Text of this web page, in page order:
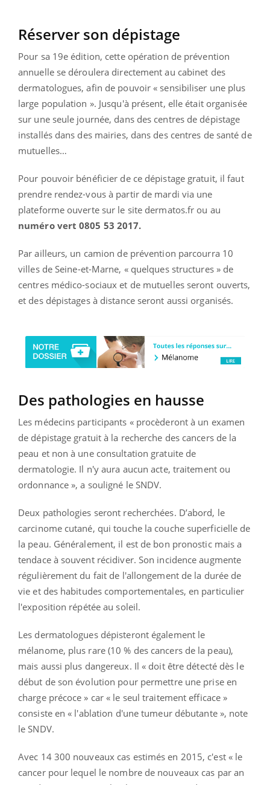
Réserver son dépistage
Pour sa 19e édition, cette opération de prévention
annuelle se déroulera directement au cabinet des
dermatologues, afin de pouvoir « sensibiliser une plus
large population ». Jusqu'à présent, elle était organisée
sur une seule journée, dans des centres de dépistage
installés dans des mairies, dans des centres de santé de
mutuelles…
Pour pouvoir bénéficier de ce dépistage gratuit, il faut
prendre rendez-vous à partir de mardi via une
plateforme ouverte sur le site dermatos.fr ou au
numéro vert 0805 53 2017.
Par ailleurs, un camion de prévention parcourra 10
villes de Seine-et-Marne, « quelques structures » de
centres médico-sociaux et de mutuelles seront ouverts,
et des dépistages à distance seront aussi organisés.
Des pathologies en hausse
Les médecins participants « procèderont à un examen
de dépistage gratuit à la recherche des cancers de la
peau et non à une consultation gratuite de
dermatologie. Il n'y aura aucun acte, traitement ou
ordonnance », a souligné le SNDV.
Deux pathologies seront recherchées. D’abord, le
carcinome cutané, qui touche la couche superficielle de
la peau. Généralement, il est de bon pronostic mais a
tendace à souvent récidiver. Son incidence augmente
régulièrement du fait de l'allongement de la durée de
vie et des habitudes comportementales, en particulier
l'exposition répétée au soleil.
Les dermatologues dépisteront également le
mélanome, plus rare (10 % des cancers de la peau),
mais aussi plus dangereux. Il « doit être détecté dès le
début de son évolution pour permettre une prise en
charge précoce » car « le seul traitement efficace »
consiste en « l'ablation d'une tumeur débutante », note
le SNDV.
Avec 14 300 nouveaux cas estimés en 2015, c'est « le
cancer pour lequel le nombre de nouveaux cas par an